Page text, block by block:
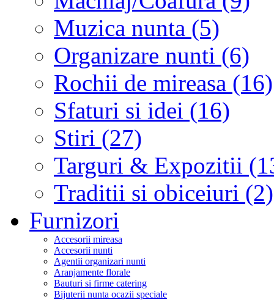
Muzica nunta (5)
Organizare nunti (6)
Rochii de mireasa (16)
Sfaturi si idei (16)
Stiri (27)
Targuri & Expozitii
Traditii si obiceiuri (2)
Furnizori
Accesorii mireasa
Accesorii nunti
Agentii organizari nunti
Aranjamente florale
Bauturi si firme catering
Bijuterii nunta ocazii speciale